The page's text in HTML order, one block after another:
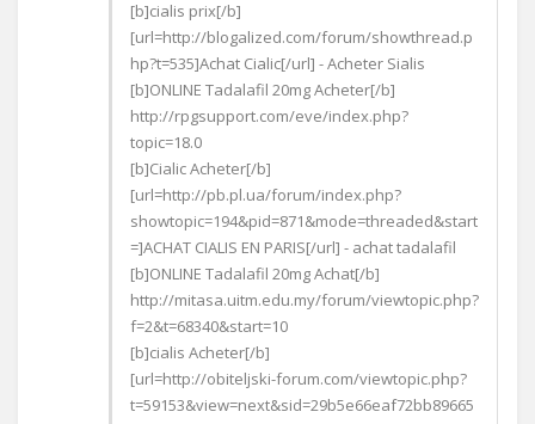
[b]cialis prix[/b]
[url=http://blogalized.com/forum/showthread.p
hp?t=535]Achat Cialic[/url] - Acheter Sialis
[b]ONLINE Tadalafil 20mg Acheter[/b]
http://rpgsupport.com/eve/index.php?
topic=18.0
[b]Cialic Acheter[/b]
[url=http://pb.pl.ua/forum/index.php?
showtopic=194&pid=871&mode=threaded&start
=]ACHAT CIALIS EN PARIS[/url] - achat tadalafil
[b]ONLINE Tadalafil 20mg Achat[/b]
http://mitasa.uitm.edu.my/forum/viewtopic.php?
f=2&t=68340&start=10
[b]cialis Acheter[/b]
[url=http://obiteljski-forum.com/viewtopic.php?
t=59153&view=next&sid=29b5e66eaf72bb89665